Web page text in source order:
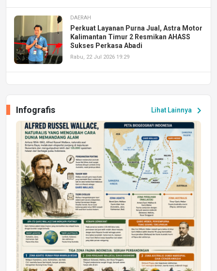
DAERAH
Perkuat Layanan Purna Jual, Astra Motor
Kalimantan Timur 2 Resmikan AHASS
Sukses Perkasa Abadi
Rabu, 22 Jul 2026 19:29
Peluang Kerja dan Magang
Jumat, 17 Jul 2026 22:30
DAERAH
Astra Motor Kalimantan Timur 2 Dukung
Mahasiswa Samarinda dalam Astra
Honda SDGs Future Leaders 2026
Jumat, 10 Jul 2026 19:01
Lihat Lainnya chevron_right
Infografis